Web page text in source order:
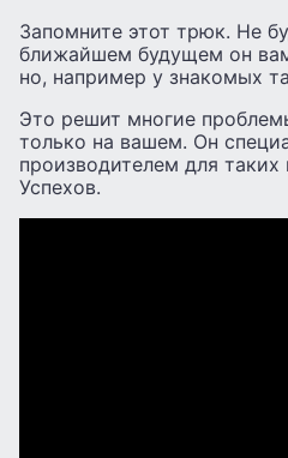
Запомните этот трюк. Не
ближайшем будущем он
но, например у знакомых
Это решит многие
только на вашем. Он
производителем для
Успехов.